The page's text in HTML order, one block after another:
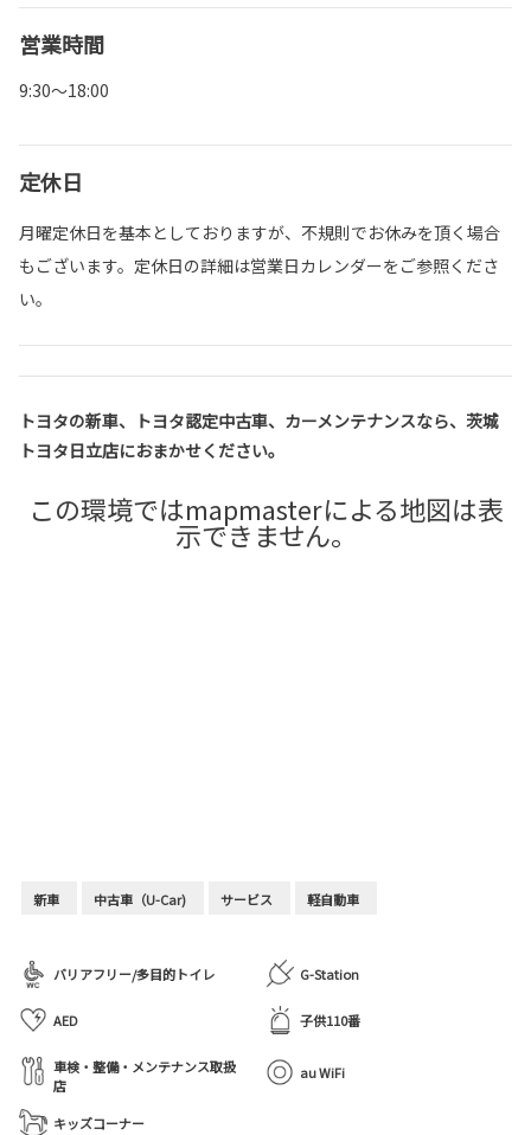
営業時間
9:30～18:00
定休日
月曜定休日を基本としておりますが、不規則でお休みを頂く場合
もございます。定休日の詳細は営業日カレンダーをご参照くださ
い。
トヨタの新車、トヨタ認定中古車、カーメンテナンスなら、茨城
トヨタ日立店におまかせください。
新車 中古車（U-Car) サービス 軽自動車
バリアフリー/多目的トイレ G-Station
AED 子供110番
車検・整備・メンテナンス取扱
店
au WiFi
キッズコーナー
この環境ではmapmasterによる地図は表
示できません。